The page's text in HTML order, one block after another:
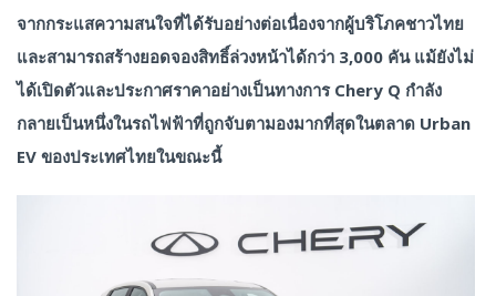
จากกระแสความสนใจที่ได้รับอย่างต่อเนื่องจากผู้บริโภคชาวไทย
และสามารถสร้างยอดจองสิทธิ์ล่วงหน้าได้กว่า 3,000 คัน แม้ยังไม่
ได้เปิดตัวและประกาศราคาอย่างเป็นทางการ Chery Q กำลัง
กลายเป็นหนึ่งในรถไฟฟ้าที่ถูกจับตามองมากที่สุดในตลาด Urban
EV ของประเทศไทยในขณะนี้